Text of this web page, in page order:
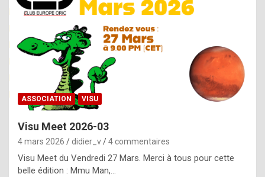
e
R
o
p
l
ASSOCIATION VISU
Visu Meet 2026-03
4 mars 2026 didier_v 4 commentaires
Visu Meet du Vendredi 27 Mars. Merci à tous pour cette
belle édition : Mmu Man,…